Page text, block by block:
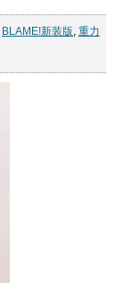
BLAME!新装版, 重力